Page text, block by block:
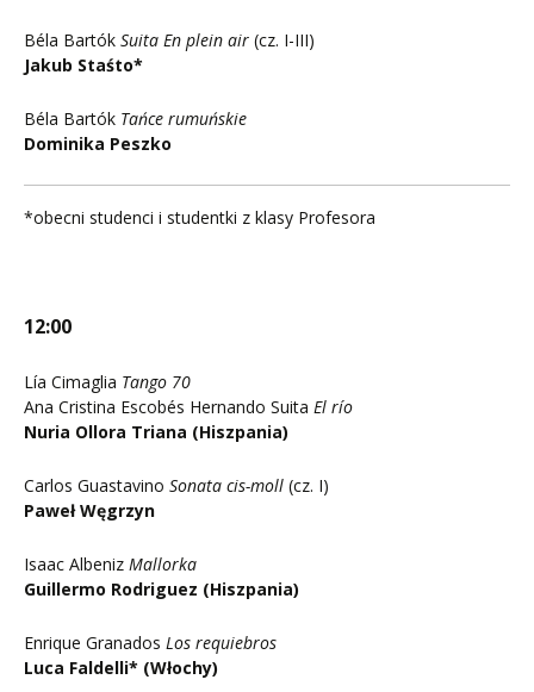
Béla Bartók Suita En plein air (cz. I-III)
Jakub Staśto*
Béla Bartók Tańce rumuńskie
Dominika Peszko
*obecni studenci i studentki z klasy Profesora
12:00
Lía Cimaglia Tango 70
Ana Cristina Escobés Hernando Suita El río
Nuria Ollora Triana (Hiszpania)
Carlos Guastavino Sonata cis-moll (cz. I)
Paweł Węgrzyn
Isaac Albeniz Mallorka
Guillermo Rodriguez (Hiszpania)
Enrique Granados Los requiebros
Luca Faldelli* (Włochy)